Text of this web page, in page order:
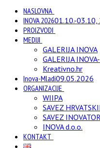
NASLOVNA
INOVA 202601.10.-03.10,
PROIZVODI
MEDIJI
GALERIJA INOVA
GALERIJA
Kreativno.hr
Inova-Mladi09.05.2026
ORGANIZACIJE
WIIPA
SAVEZ
SAVEZ
INOVA d.o.o.
KONTAKT